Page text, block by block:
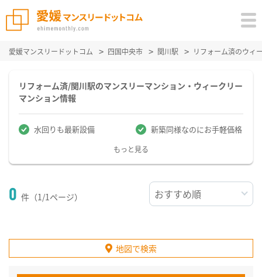
愛媛マンスリードットコム 四国中央市 関川駅 リフォーム済のウィ
リフォーム済/関川駅のマンスリーマンション・ウィークリー
マンション情報
水回りも最新設備 新築同様なのにお手軽価格
もっと見る
0 件（1/1ページ）
地図で検索